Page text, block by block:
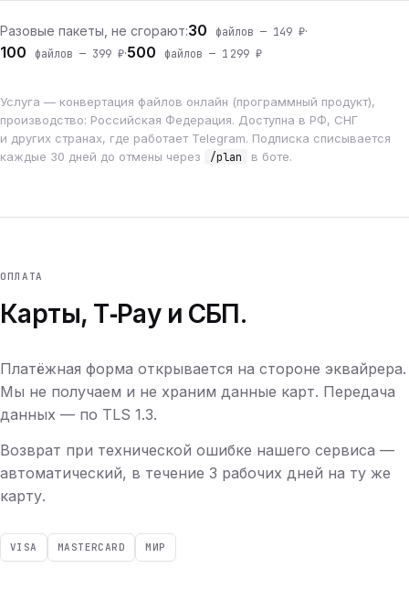
Разовые пакеты, не сгорают:30 файлов — 149 ₽·
100 файлов — 399 ₽·500 файлов — 1 299 ₽
Услуга — конвертация файлов онлайн (программный продукт),
производство: Российская Федерация. Доступна в РФ, СНГ
и других странах, где работает Telegram. Подписка списывается
каждые 30 дней до отмены через
/plan в боте.
ОПЛАТА
Карты, T‑Pay и СБП.
Платёжная форма открывается на стороне эквайрера.
Мы не получаем и не храним данные карт. Передача
данных — по TLS 1.3.
Возврат при технической ошибке нашего сервиса —
автоматический, в течение 3 рабочих дней на ту же
карту.
VISA MASTERCARD МИР